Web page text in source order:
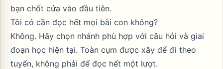
bạn chốt cửa vào đầu tiên.
Tôi có cần đọc hết mọi bài con không?
Không. Hãy chọn nhánh phù hợp với câu hỏi và giai
đoạn học hiện tại. Toàn cụm được xây để đi theo
tuyến, không phải để đọc hết một lượt.